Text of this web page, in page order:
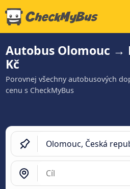
Autobus Olomouc →
Kč
Porovnej všechny autobusových
cenu s CheckMyBus